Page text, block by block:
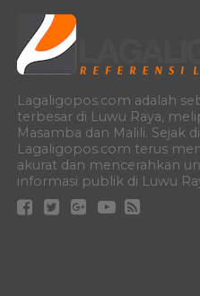
Lagaligopos.com adalah
terbesar di Luwu Raya,
Masamba dan Malili. Sejak
Lagaligopos.com terus
akurat dan mencerahkan
informasi publik di Luwu